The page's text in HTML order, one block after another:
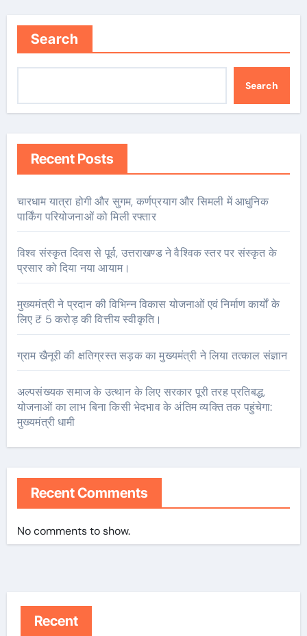
Search
Search
Recent Posts
चारधाम यात्रा होगी और सुगम, कर्णप्रयाग और सिमली में आधुनिक
पार्किंग परियोजनाओं को मिली रफ्तार
विश्व संस्कृत दिवस से पूर्व, उत्तराखण्ड ने वैश्विक स्तर पर संस्कृत के
प्रसार को दिया नया आयाम।
मुख्यमंत्री ने प्रदान की विभिन्न विकास योजनाओं एवं निर्माण कार्यों के
लिए ₹ 5 करोड़ की वित्तीय स्वीकृति।
ग्राम खैनूरी की क्षतिग्रस्त सड़क का मुख्यमंत्री ने लिया तत्काल संज्ञान
अल्पसंख्यक समाज के उत्थान के लिए सरकार पूरी तरह प्रतिबद्ध,
योजनाओं का लाभ बिना किसी भेदभाव के अंतिम व्यक्ति तक पहुंचेगा:
मुख्यमंत्री धामी
Recent Comments
No comments to show.
Recent